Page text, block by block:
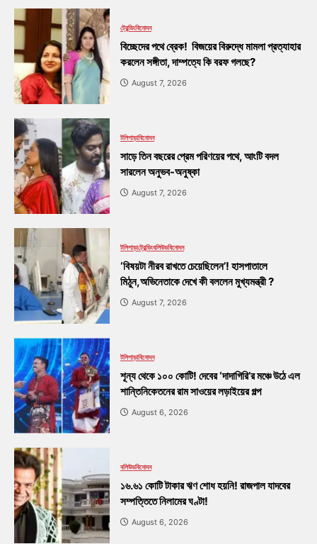
ট্রেন্ডিংবিনোদন
বিচ্ছেদের পথে ব্রেক! বিজয়ের বিরুদ্ধে মামলা প্রত্যাহার
করলেন সঙ্গীতা, দাম্পত্যে কি বরফ গলছে?
August 7, 2026
টলিপাড়াবিনোদন
সাড়ে তিন বছরের প্রেম পরিণয়ের পথে, আংটি বদল
সারলেন অনুভব-অনুষ্কা
August 7, 2026
টলিপাড়াট্রেন্ডিংবলিউডবিনোদন
‘বিষয়টা নীরব রাখতে চেয়েছিলেন’! হাসপাতালে
মিঠুন,অভিনেতাকে দেখে কী বললেন মুখ্যমন্ত্রী ?
August 7, 2026
টলিপাড়াবিনোদন
শূন্য থেকে ১০০ কোটি! দেবের ‘দাদাগিরি’র মঞ্চে উঠে এল
শান্তিনিকেতনের রাম সাওয়ের লড়াইয়ের গল্প
August 6, 2026
বলিউডবিনোদন
১৬.৬১ কোটি টাকার ঋণ শোধ হয়নি! রাজপাল যাদবের
সম্পত্তিতে নিলামের ঘণ্টা!
August 6, 2026